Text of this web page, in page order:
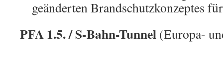
geänderten Brandschutzkonzeptes
PFA 1.5. / S-Bahn-Tunnel (Europa-